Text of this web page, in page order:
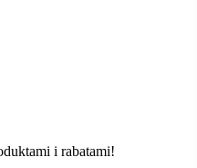
i rabatami!